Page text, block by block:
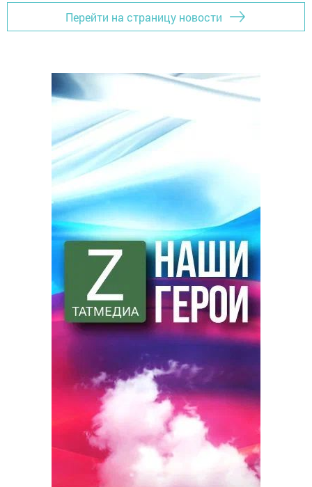
Перейти на страницу новости